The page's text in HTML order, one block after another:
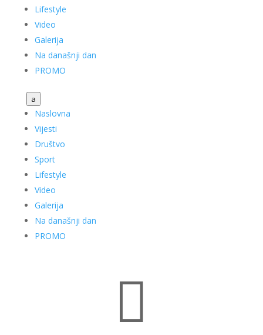
Lifestyle
Video
Galerija
Na današnji dan
PROMO
a
Naslovna
Vijesti
Društvo
Sport
Lifestyle
Video
Galerija
Na današnji dan
PROMO
